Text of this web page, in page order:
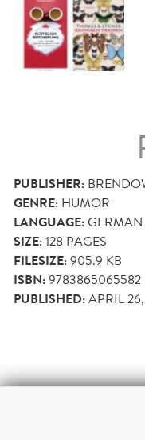
PUBLISHER:
GENRE: HUMOR
LANGUAGE:GERMAN
SIZE:128 PAGES
FILESIZE:905.9 KB
ISBN:9783865065582
PUBLISHED:APRIL